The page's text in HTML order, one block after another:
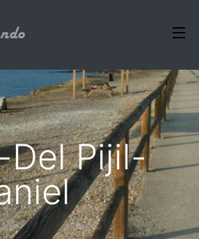
Del Pijil-